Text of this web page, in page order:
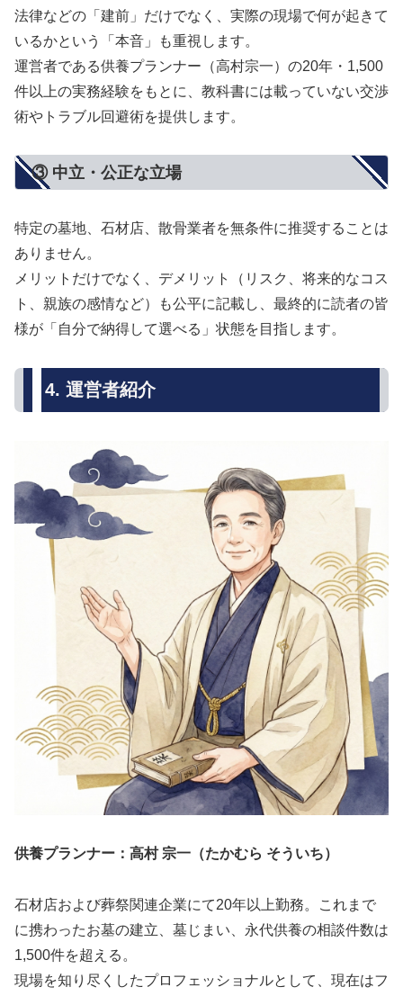
法律などの「建前」だけでなく、実際の現場で何が起きて
いるかという「本音」も重視します。
運営者である供養プランナー（高村宗一）の20年・1,500
件以上の実務経験をもとに、教科書には載っていない交渉
術やトラブル回避術を提供します。
③ 中立・公正な立場
特定の墓地、石材店、散骨業者を無条件に推奨することは
ありません。
メリットだけでなく、デメリット（リスク、将来的なコス
ト、親族の感情など）も公平に記載し、最終的に読者の皆
様が「自分で納得して選べる」状態を目指します。
4. 運営者紹介
供養プランナー：高村 宗一（たかむら そういち）
石材店および葬祭関連企業にて20年以上勤務。これまで
に携わったお墓の建立、墓じまい、永代供養の相談件数は
1,500件を超える。
現場を知り尽くしたプロフェッショナルとして、現在はフ